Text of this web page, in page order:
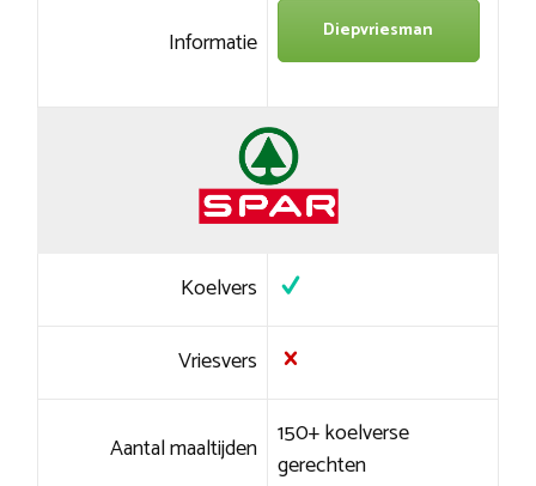
Informatie Diepvriesman
Koelvers
Vriesvers
Aantal maaltijden 150+ koelverse
gerechten